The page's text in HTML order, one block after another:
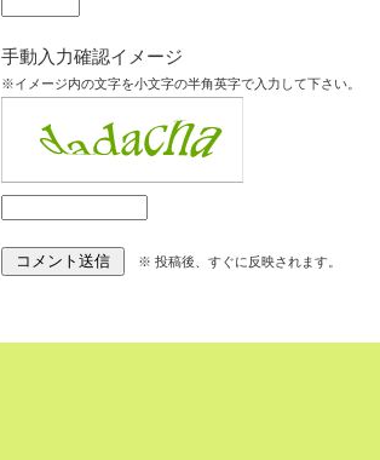
手動入力確認イメージ
※イメージ内の文字を小文字の半角英字で入力して下さい。
※ 投稿後、すぐに反映されます。